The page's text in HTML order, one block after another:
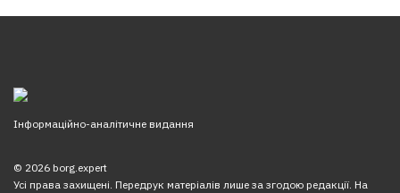
Інформаційно-аналітичне видання
© 2026 borg.expert
Усі права захищені. Передрук матеріалів лише за згодою редакції. На